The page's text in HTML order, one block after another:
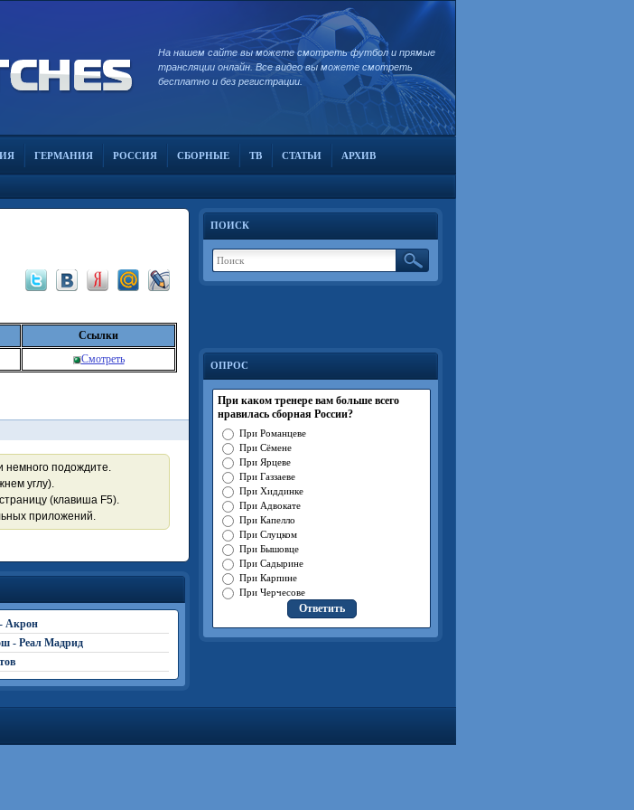
На нашем сайте вы можете смотреть футбол и прямые
трансляции онлайн. Все видео вы можете смотреть
бесплатно и без регистрации.
ГЕРМАНИЯ РОССИЯ СБОРНЫЕ ТВ СТАТЬИ АРХИВ
Ссылки
Смотреть
немного подождите.
углу).
(клавиша F5).
приложений.
Акрон
- Реал Мадрид
ПОИСК
ОПРОС
При каком тренере вам больше всего
нравилась сборная России?
При Романцеве
При Сёмене
При Ярцеве
При Газзаеве
При Хиддинке
При Адвокате
При Капелло
При Слуцком
При Бышовце
При Садырине
При Карпине
При Черчесове